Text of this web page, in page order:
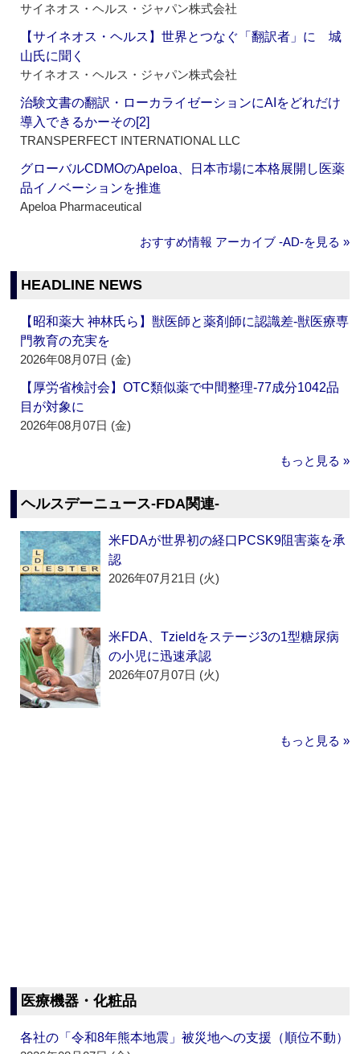
サイネオス・ヘルス・ジャパン株式会社
【サイネオス・ヘルス】世界とつなぐ「翻訳者」に 城
山氏に聞く
サイネオス・ヘルス・ジャパン株式会社
治験文書の翻訳・ローカライゼーションにAIをどれだけ
導入できるかーその[2]
TRANSPERFECT INTERNATIONAL LLC
グローバルCDMOのApeloa、日本市場に本格展開し医薬
品イノベーションを推進
Apeloa Pharmaceutical
おすすめ情報 アーカイブ ‐AD‐を見る »
HEADLINE NEWS
【昭和薬大 神林氏ら】獣医師と薬剤師に認識差‐獣医療専
門教育の充実を
2026年08月07日 (金)
【厚労省検討会】OTC類似薬で中間整理‐77成分1042品
目が対象に
2026年08月07日 (金)
もっと見る »
ヘルスデーニュース‐FDA関連‐
米FDAが世界初の経口PCSK9阻害薬を承
認
2026年07月21日 (火)
米FDA、Tzieldをステージ3の1型糖尿病
の小児に迅速承認
2026年07月07日 (火)
もっと見る »
医療機器・化粧品
各社の「令和8年熊本地震」被災地への支援（順位不動）